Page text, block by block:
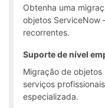
Obtenha uma
objetos ServiceNow
recorrentes.
Suporte de nível
Migração de
serviços
especializada.